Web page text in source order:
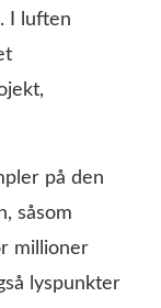
I luften
på den
såsom
millioner
lyspunkter